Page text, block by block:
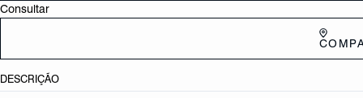
Consultar
DESCRIÇÃO